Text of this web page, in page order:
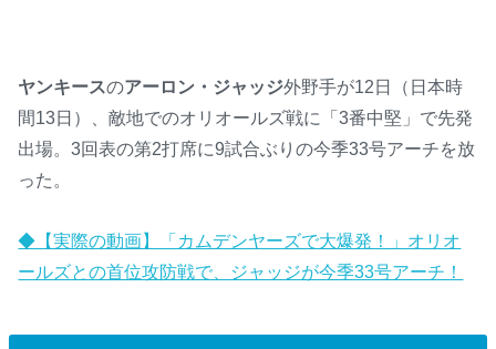
ヤンキースのアーロン・ジャッジ外野手が12日（日本時
間13日）、敵地でのオリオールズ戦に「3番中堅」で先発
出場。3回表の第2打席に9試合ぶりの今季33号アーチを放
った。
◆【実際の動画】「カムデンヤーズで大爆発！」オリオ
ールズとの首位攻防戦で、ジャッジが今季33号アーチ！